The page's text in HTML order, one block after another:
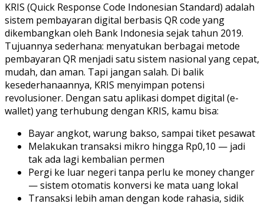
KRIS (Quick Response Code Indonesian Standard) adalah
sistem pembayaran digital berbasis QR code yang
dikembangkan oleh Bank Indonesia sejak tahun 2019.
Tujuannya sederhana: menyatukan berbagai metode
pembayaran QR menjadi satu sistem nasional yang cepat,
mudah, dan aman. Tapi jangan salah. Di balik
kesederhanaannya, KRIS menyimpan potensi
revolusioner. Dengan satu aplikasi dompet digital (e-
wallet) yang terhubung dengan KRIS, kamu bisa:
Bayar angkot, warung bakso, sampai tiket pesawat
Melakukan transaksi mikro hingga Rp0,10 — jadi
tak ada lagi kembalian permen
Pergi ke luar negeri tanpa perlu ke money changer
— sistem otomatis konversi ke mata uang lokal
Transaksi lebih aman dengan kode rahasia, sidik